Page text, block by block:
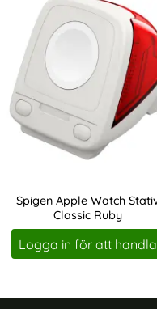
Spigen Apple Watch
Classic Ruby
Art. nr 242860
Logga in för att handla